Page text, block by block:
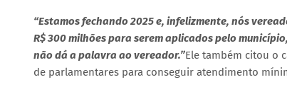
“Estamos fechando 2025 e, infelizmente, nós
R$ 300 milhões para serem aplicados pelo
não dá a palavra ao vereador.”Ele também citou o
de parlamentares para conseguir atendimento